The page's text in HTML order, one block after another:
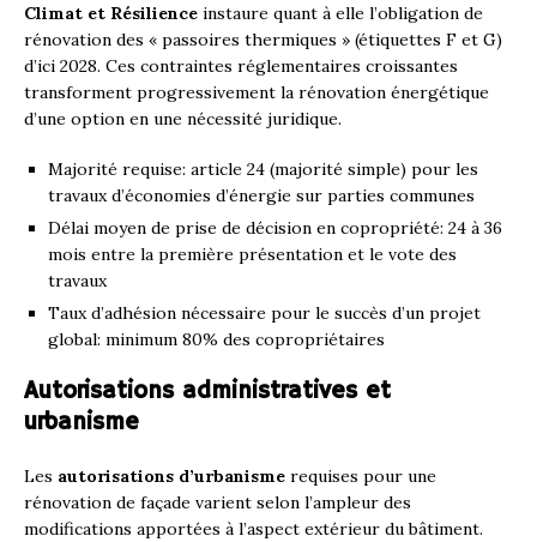
Climat et Résilience instaure quant à elle l’obligation de
rénovation des « passoires thermiques » (étiquettes F et G)
d’ici 2028. Ces contraintes réglementaires croissantes
transforment progressivement la rénovation énergétique
d’une option en une nécessité juridique.
Majorité requise: article 24 (majorité simple) pour les
travaux d’économies d’énergie sur parties communes
Délai moyen de prise de décision en copropriété: 24 à 36
mois entre la première présentation et le vote des
travaux
Taux d’adhésion nécessaire pour le succès d’un projet
global: minimum 80% des copropriétaires
Autorisations administratives et
urbanisme
Les autorisations d’urbanisme requises pour une
rénovation de façade varient selon l’ampleur des
modifications apportées à l’aspect extérieur du bâtiment.